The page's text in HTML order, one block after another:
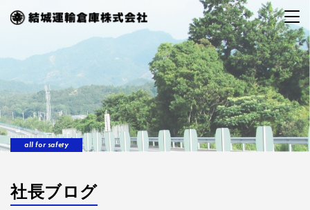
all for safety
社長ブログ